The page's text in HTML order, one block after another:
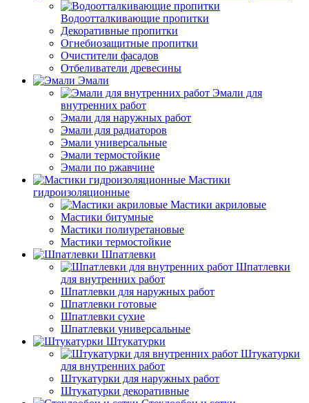
Водоотталкивающие пропитки
Декоративные пропитки
Огнебиозащитные пропитки
Очистители фасадов
Отбеливатели древесины
Эмали
Эмали для
внутренних работ
Эмали для наружных работ
Эмали для радиаторов
Эмали универсальные
Эмали термостойкие
Эмали по ржавчине
Мастики
гидроизоляционные
Мастики акриловые
Мастики битумные
Мастики полиуретановые
Мастики термостойкие
Шпатлевки
Шпатлевки
для внутренних работ
Шпатлевки для наружных работ
Шпатлевки готовые
Шпатлевки сухие
Шпатлевки универсальные
Штукатурки
Штукатурки
для внутренних работ
Штукатурки для наружных работ
Штукатурки декоративные